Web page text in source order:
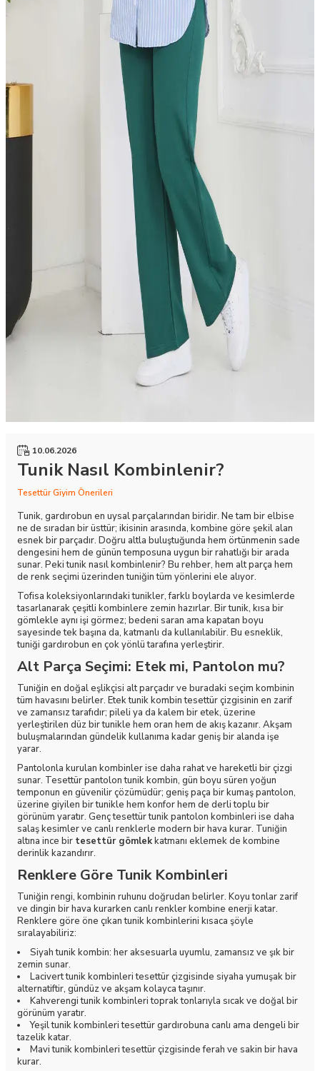
10.06.2026
Tunik Nasıl Kombinlenir?
Tesettür Giyim Önerileri
Tunik, gardırobun en uysal parçalarından biridir. Ne tam bir elbise
ne de sıradan bir üsttür; ikisinin arasında, kombine göre şekil alan
esnek bir parçadır. Doğru altla buluştuğunda hem örtünmenin sade
dengesini hem de günün temposuna uygun bir rahatlığı bir arada
sunar. Peki tunik nasıl kombinlenir? Bu rehber, hem alt parça hem
de renk seçimi üzerinden tuniğin tüm yönlerini ele alıyor.
Tofisa koleksiyonlarındaki tunikler, farklı boylarda ve kesimlerde
tasarlanarak çeşitli kombinlere zemin hazırlar. Bir tunik, kısa bir
gömlekle aynı işi görmez; bedeni saran ama kapatan boyu
sayesinde tek başına da, katmanlı da kullanılabilir. Bu esneklik,
tuniği gardırobun en çok yönlü tarafına yerleştirir.
Alt Parça Seçimi: Etek mi, Pantolon mu?
Tuniğin en doğal eşlikçisi alt parçadır ve buradaki seçim kombinin
tüm havasını belirler. Etek tunik kombin tesettür çizgisinin en zarif
ve zamansız tarafıdır; pileli ya da kalem bir etek, üzerine
yerleştirilen düz bir tunikle hem oran hem de akış kazanır. Akşam
buluşmalarından gündelik kullanıma kadar geniş bir alanda işe
yarar.
Pantolonla kurulan kombinler ise daha rahat ve hareketli bir çizgi
sunar. Tesettür pantolon tunik kombin, gün boyu süren yoğun
temponun en güvenilir çözümüdür; geniş paça bir kumaş pantolon,
üzerine giyilen bir tunikle hem konfor hem de derli toplu bir
görünüm yaratır. Genç tesettür tunik pantolon kombinleri ise daha
salaş kesimler ve canlı renklerle modern bir hava kurar. Tuniğin
altına ince bir tesettür gömlekkatmanı eklemek de kombine
derinlik kazandırır.
Renklere Göre Tunik Kombinleri
Tuniğin rengi, kombinin ruhunu doğrudan belirler. Koyu tonlar zarif
ve dingin bir hava kurarken canlı renkler kombine enerji katar.
Renklere göre öne çıkan tunik kombinlerini kısaca şöyle
sıralayabiliriz:
Siyah tunik kombin: her aksesuarla uyumlu, zamansız ve şık bir
zemin sunar.
Lacivert tunik kombinleri tesettür çizgisinde siyaha yumuşak bir
alternatiftir, gündüz ve akşam kolayca taşınır.
Kahverengi tunik kombinleri toprak tonlarıyla sıcak ve doğal bir
görünüm yaratır.
Yeşil tunik kombinleri tesettür gardırobuna canlı ama dengeli bir
tazelik katar.
Mavi tunik kombinleri tesettür çizgisinde ferah ve sakin bir hava
kurar.